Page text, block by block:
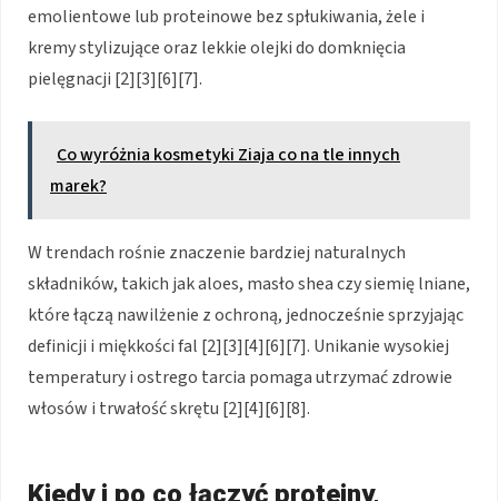
emolientowe lub proteinowe bez spłukiwania, żele i
kremy stylizujące oraz lekkie olejki do domknięcia
pielęgnacji [2][3][6][7].
Co wyróżnia kosmetyki Ziaja co na tle innych
marek?
W trendach rośnie znaczenie bardziej naturalnych
składników, takich jak aloes, masło shea czy siemię lniane,
które łączą nawilżenie z ochroną, jednocześnie sprzyjając
definicji i miękkości fal [2][3][4][6][7]. Unikanie wysokiej
temperatury i ostrego tarcia pomaga utrzymać zdrowie
włosów i trwałość skrętu [2][4][6][8].
Kiedy i po co łączyć proteiny,